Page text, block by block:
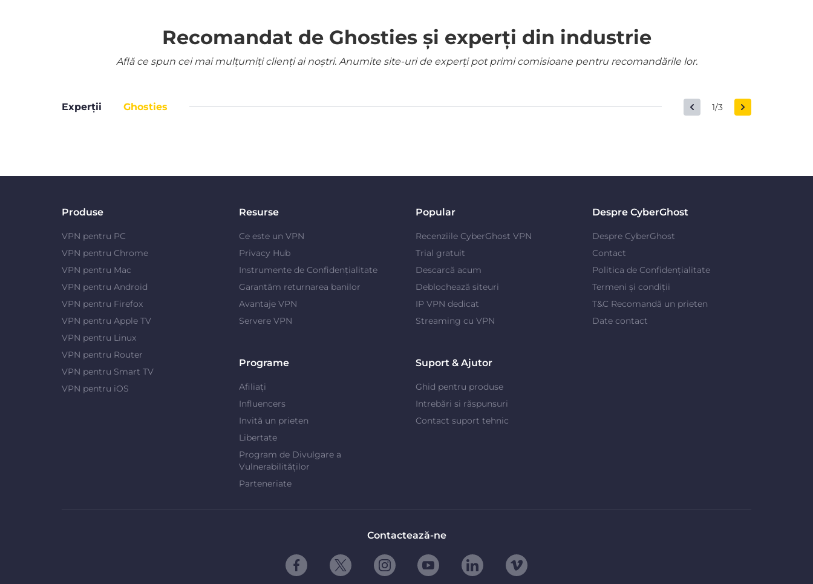
Recomandat de Ghosties și experți din industrie
Află ce spun cei mai mulțumiți clienți ai noștri. Anumite site-uri de experți pot primi comisioane pentru recomandările lor.
Experții Ghosties 1/3
Produse
VPN pentru PC
VPN pentru Chrome
VPN pentru Mac
VPN pentru Android
VPN pentru Firefox
VPN pentru Apple TV
VPN pentru Linux
VPN pentru Router
VPN pentru Smart TV
VPN pentru iOS
Resurse
Ce este un VPN
Privacy Hub
Instrumente de Confidențialitate
Garantăm returnarea banilor
Avantaje VPN
Servere VPN
Popular
Recenziile CyberGhost VPN
Trial gratuit
Descarcă acum
Deblochează siteuri
IP VPN dedicat
Streaming cu VPN
Despre CyberGhost
Despre CyberGhost
Contact
Politica de Confidențialitate
Termeni și condiții
T&C Recomandă un prieten
Date contact
Programe
Afiliați
Influencers
Invită un prieten
Libertate
Program de Divulgare a
Vulnerabilităților
Parteneriate
Suport & Ajutor
Ghid pentru produse
Intrebări si răspunsuri
Contact suport tehnic
Contactează-ne